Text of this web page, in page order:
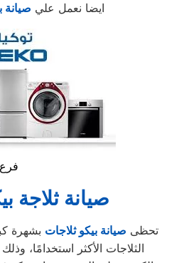
ايضا نعمل علي صيانة
صيانة ثلاجة
تحظى صيانة بيكو ثلاجات بشهرة
الثلاجات الأكثر استخدامًا، وذلك